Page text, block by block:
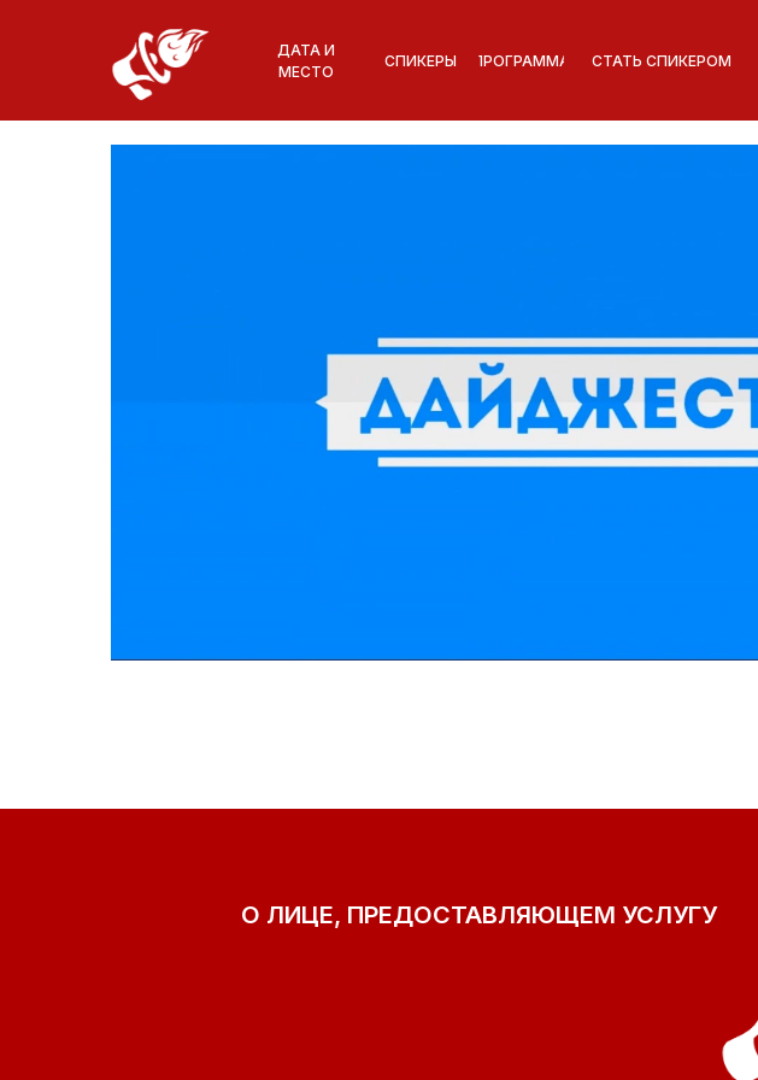
ДАТА И
МЕСТО
СПИКЕРЫ ПРОГРАММА СТАТЬ СПИКЕРОМ
О ЛИЦЕ, ПРЕДОСТАВЛЯЮЩЕМ УСЛУГУ